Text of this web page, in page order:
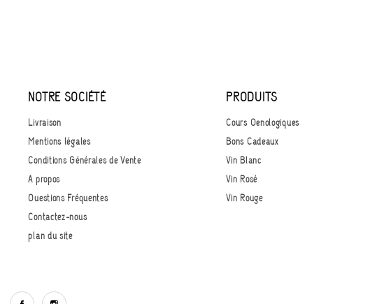
PRODUITS
Cours Oenologiques
Bons Cadeaux
Vin Blanc
Vin Rosé
Vin Rouge
NOTRE SOCIÉTÉ
Livraison
Mentions légales
Conditions Générales de Vente
A propos
Questions Fréquentes
Contactez-nous
plan du site
FacebookInstagram